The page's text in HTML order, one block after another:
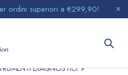
ordini superiori a €299,90!
DIAGNOSTICI